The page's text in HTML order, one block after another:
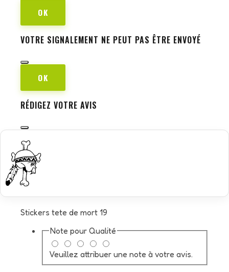
OK
VOTRE SIGNALEMENT NE PEUT PAS ÊTRE ENVOYÉ
OK
RÉDIGEZ VOTRE AVIS
Stickers tete de mort 19
Note pour Qualité
Veuillez attribuer une note à votre avis.